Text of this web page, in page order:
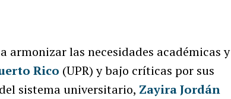
armonizar las necesidades académicas y
Rico (UPR) y bajo críticas por sus
sistema universitario, Zayira Jordán